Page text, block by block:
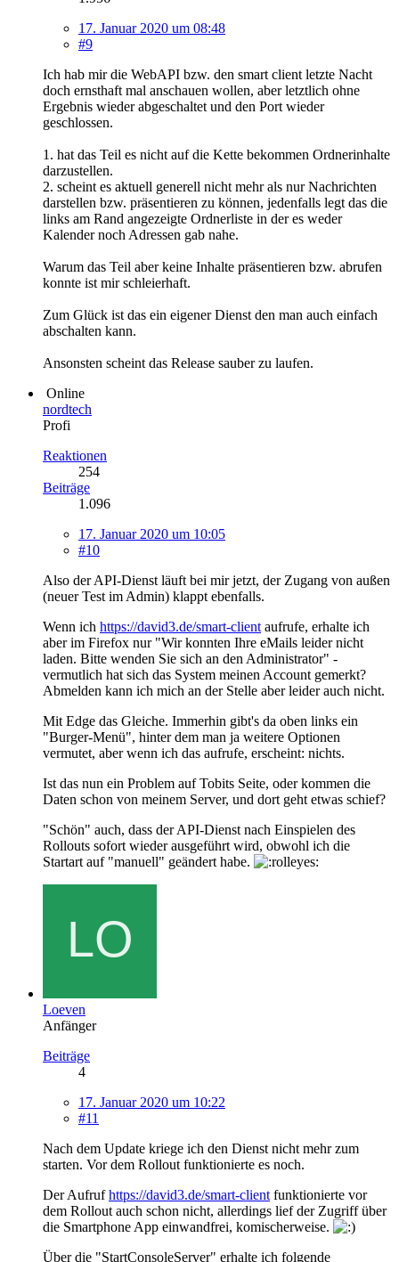
17. Januar 2020 um 08:48
#9
Ich hab mir die WebAPI bzw. den smart client letzte Nacht
doch ernsthaft mal anschauen wollen, aber letztlich ohne
Ergebnis wieder abgeschaltet und den Port wieder
geschlossen.
1. hat das Teil es nicht auf die Kette bekommen Ordnerinhalte
darzustellen.
2. scheint es aktuell generell nicht mehr als nur Nachrichten
darstellen bzw. präsentieren zu können, jedenfalls legt das die
links am Rand angezeigte Ordnerliste in der es weder
Kalender noch Adressen gab nahe.
Warum das Teil aber keine Inhalte präsentieren bzw. abrufen
konnte ist mir schleierhaft.
Zum Glück ist das ein eigener Dienst den man auch einfach
abschalten kann.
Ansonsten scheint das Release sauber zu laufen.
Online
nordtech
Profi
Reaktionen
254
Beiträge
1.096
17. Januar 2020 um 10:05
#10
Also der API-Dienst läuft bei mir jetzt, der Zugang von außen
(neuer Test im Admin) klappt ebenfalls.
Wenn ich https://david3.de/smart-client aufrufe, erhalte ich
aber im Firefox nur "Wir konnten Ihre eMails leider nicht
laden. Bitte wenden Sie sich an den Administrator" -
vermutlich hat sich das System meinen Account gemerkt?
Abmelden kann ich mich an der Stelle aber leider auch nicht.
Mit Edge das Gleiche. Immerhin gibt's da oben links ein
"Burger-Menü", hinter dem man ja weitere Optionen
vermutet, aber wenn ich das aufrufe, erscheint: nichts.
Ist das nun ein Problem auf Tobits Seite, oder kommen die
Daten schon von meinem Server, und dort geht etwas schief?
"Schön" auch, dass der API-Dienst nach Einspielen des
Rollouts sofort wieder ausgeführt wird, obwohl ich die
Startart auf "manuell" geändert habe.
Loeven
Anfänger
Beiträge
4
17. Januar 2020 um 10:22
#11
Nach dem Update kriege ich den Dienst nicht mehr zum
starten. Vor dem Rollout funktionierte es noch.
Der Aufrufhttps://david3.de/smart-client funktionierte vor
dem Rollout auch schon nicht, allerdings lief der Zugriff über
die Smartphone App einwandfrei, komischerweise.
Über die "StartConsoleServer" erhalte ich folgende